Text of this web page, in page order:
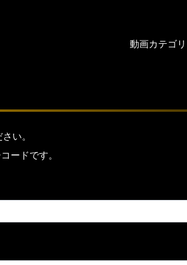
動画カテゴリ
い。
ードです。